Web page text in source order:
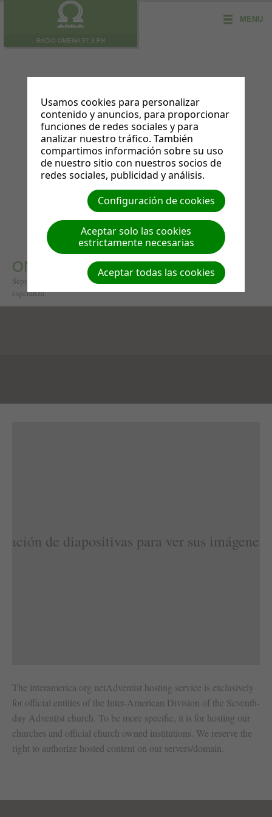
MENU
RADIO OMEGA 97.3 FM
OMEGA 97.3 La primera FM de la Iglesia Adventista del
Séptimo Día en Venezuela. Desde 1996, una Señal que lleva vida y
esperanza.
de diapositivas para ver sus imágenes
The interamerica.org netAdventist hosting service is exclusively
for official entities of the Inter-American Division of the Seventh-
day Adventist church. To be more specific, it is for hosting our
churches and official church owned institutions. We reserve the
right to authorize hosted content on our servers/domain.
Usamos cookies para personalizar
contenido y anuncios, para proporcionar
funciones de redes sociales y para
analizar nuestro tráfico. También
compartimos información sobre su uso
de nuestro sitio con nuestros socios de
redes sociales, publicidad y análisis.
Configuración de cookies
Aceptar solo las cookies
estrictamente necesarias
Aceptar todas las cookies